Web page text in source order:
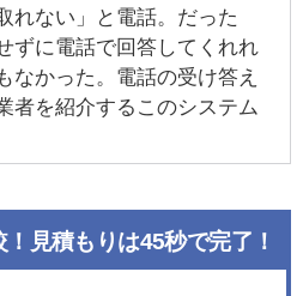
れない」と電話。だった
ずに電話で回答してくれれ
なかった。電話の受け答え
者を紹介するこのシステム
！見積もりは45秒で完了！